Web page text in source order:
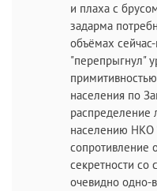
и плаха с
задарма
объёмах
"перепрыгнул"
населения по
распределение
населению НКО
сопротивление
секретности со
очевидно одно-